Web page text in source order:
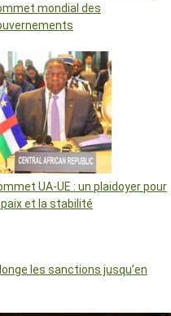
mondial des
UA-UE : un plaidoyer pour
et la stabilité
les sanctions jusqu’en